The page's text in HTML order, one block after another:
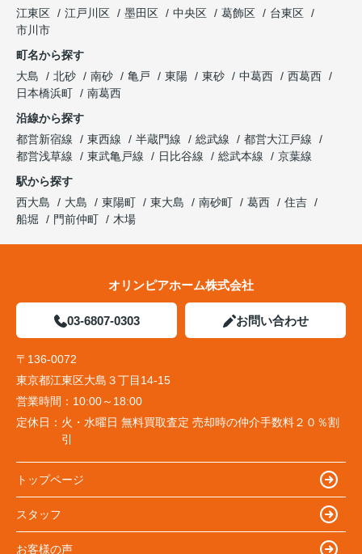
江東区
江戸川区 墨田区 中央区 葛飾区
台東区
市川市
町名から探す
大島
北砂 南砂 亀戸 東陽 東砂 中葛西
西葛西
日本橋浜町
南葛西
沿線から探す
都営新宿線
東西線 半蔵門線 総武線
都営大江戸線
都営浅草線
東武亀戸線 日比谷線 総武本線
京葉線
駅から探す
西大島
大島 東陽町 東大島 南砂町 葛西
住吉
船堀
門前仲町 木場
オリンピアホーム株式会社
03-6807-0303 お問い合わせ
〒136-0072
東京都江東区大島３丁目14-15
営業時間： 10:00～18:00
定休日： 火・水曜日 無料買取査定 売却時の仲介手数料２０％割
引
トップページ
スタッフ
お客様の声